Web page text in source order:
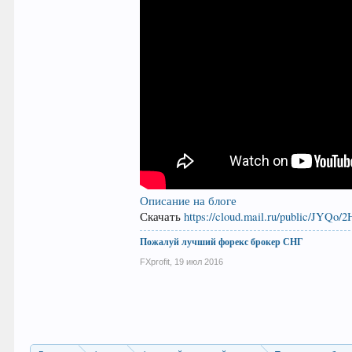
Описание на блоге
Скачатьhttps://cloud.mail.ru/public/JYQo/
Пожалуй лучший форекс брокер СНГ
FXprofit 19 июл 2016